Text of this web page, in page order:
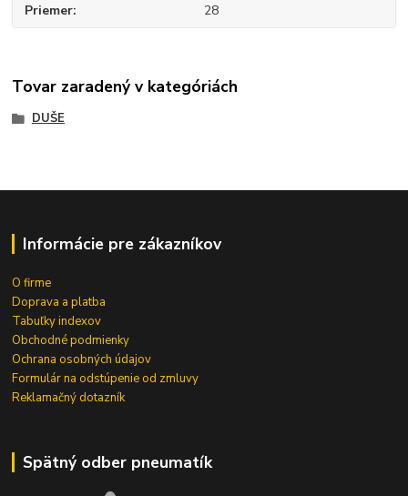
Priemer 28
Tovar zaradený v kategóriách
DUŠE
Informácie pre zákazníkov
O firme
Doprava a platba
Tabuľky indexov
Obchodné podmienky
Ochrana osobných údajov
Formulár na odstúpenie od zmluvy
Reklamačný dotazník
Spätný odber pneumatík